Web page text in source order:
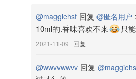
@maggiehsf 回复 @匿名用户 :
10ml的.香味喜欢不来
只
2021-11-09 · 回复
@wwvvwwvv 回复